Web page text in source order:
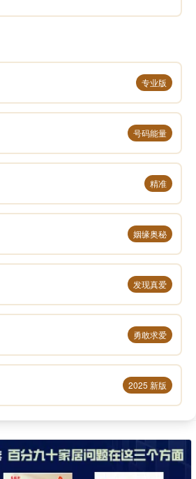
专业版
号码能量
精准
姻缘奥秘
发现真爱
勇敢求爱
2025 新版